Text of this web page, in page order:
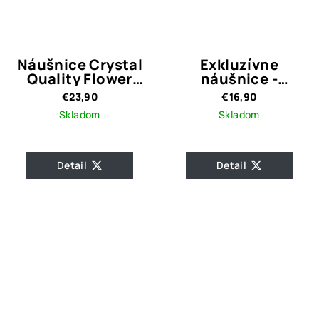
Náušnice Crystal
Quality Flower
with Pearl Red
€23,90
Skladom
Detail
Exkluzívne
náušnice -
červený okrúhly
kameň
€16,90
Skladom
Detail